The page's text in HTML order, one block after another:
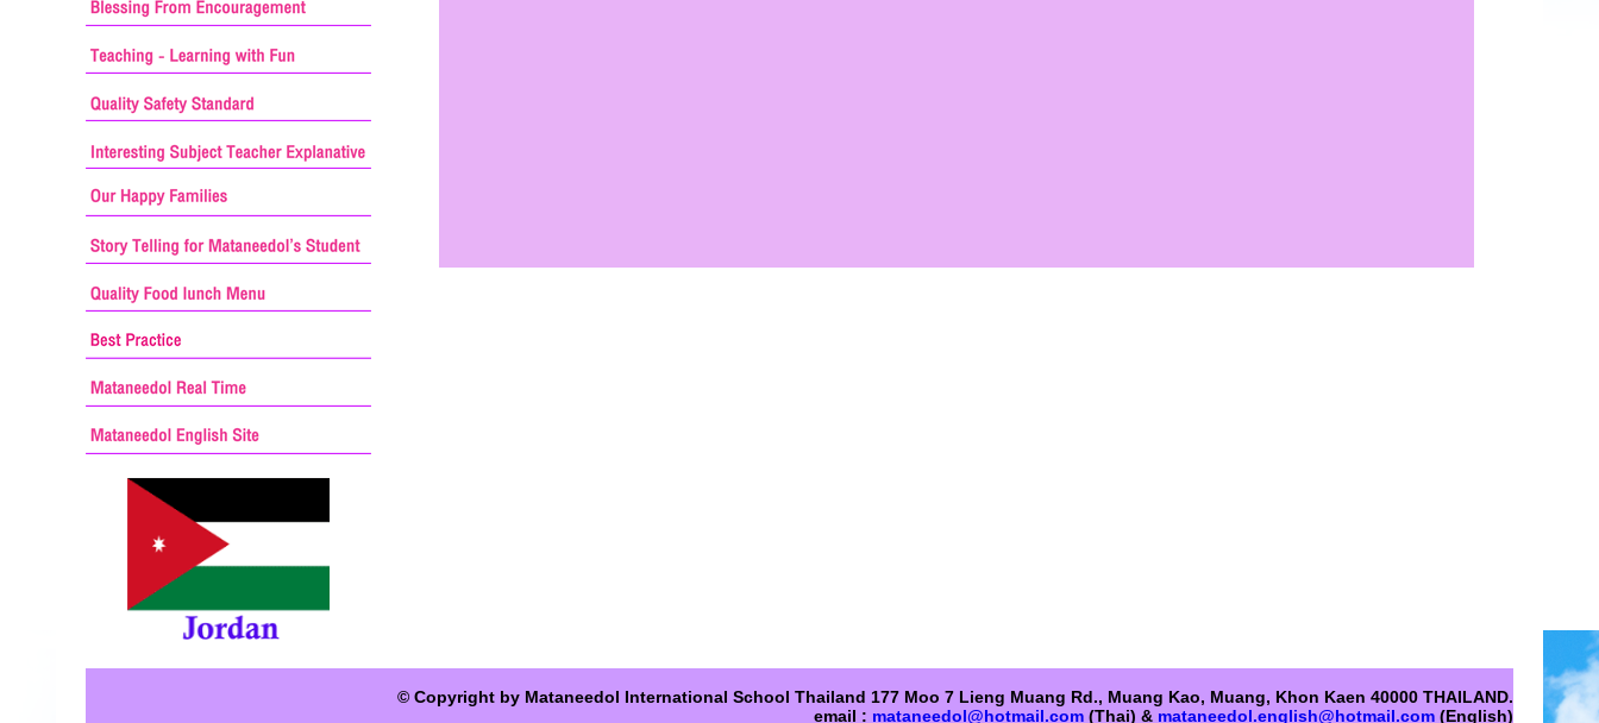
© Copyright by Mataneedol International School Thailand 177 Moo 7 Lieng Muang Rd., Muang Kao, Muang, Khon Kaen 40000 THAILAND.
email : mataneedol@hotmail.com (Thai) & mataneedol.english@hotmail.com (English)